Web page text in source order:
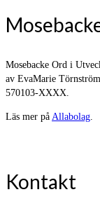
Mosebacke Ord i
av EvaMarie
570103-XXXX.
Läs mer på Allabolag.
Kontakt